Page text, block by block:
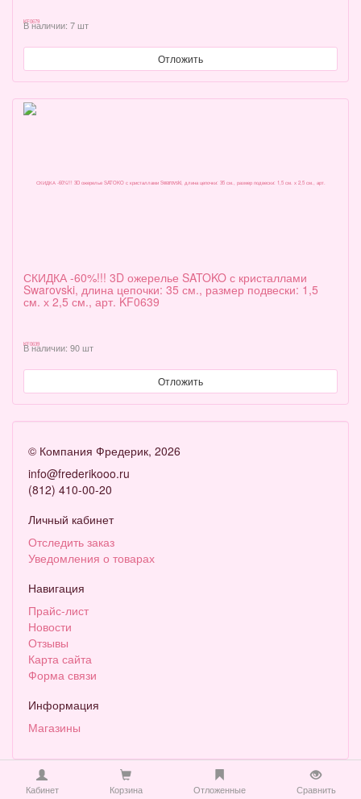
В наличии: 7 шт
Отложить
СКИДКА -60%!!! 3D ожерелье SATOKO с кристаллами
Swarovski, длина цепочки: 35 см., размер подвески: 1,5
см. х 2,5 см., арт. KF0639
В наличии: 90 шт
Отложить
© Компания Фредерик, 2026
info@frederikooo.ru
(812) 410-00-20
Личный кабинет
Отследить заказ
Уведомления о товарах
Навигация
Прайс-лист
Новости
Отзывы
Карта сайта
Форма связи
Информация
Магазины
Кабинет Корзина Отложенные Сравнить